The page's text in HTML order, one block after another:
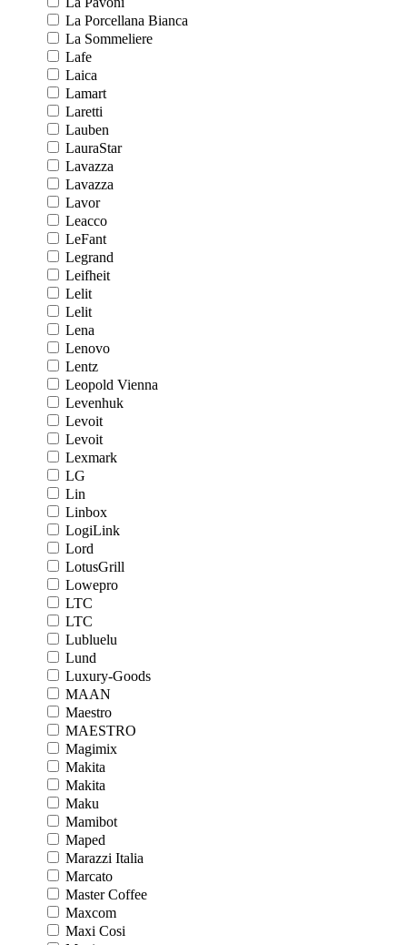
La Porcellana Bianca
La Sommeliere
Lafe
Laica
Lamart
Laretti
Lauben
LauraStar
Lavazza
Lavazza
Lavor
Leacco
LeFant
Legrand
Leifheit
Lelit
Lelit
Lena
Lenovo
Lentz
Leopold Vienna
Levenhuk
Levoit
Levoit
Lexmark
LG
Lin
Linbox
LogiLink
Lord
LotusGrill
Lowepro
LTC
LTC
Lubluelu
Lund
Luxury-Goods
MAAN
Maestro
MAESTRO
Magimix
Makita
Makita
Maku
Mamibot
Maped
Marazzi Italia
Marcato
Master Coffee
Maxcom
Maxi Cosi